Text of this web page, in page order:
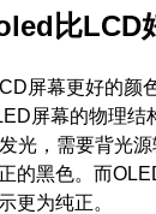
比LCD
屏幕更好的颜
屏幕的物理结
光，需要背光
的黑色。而
更为纯正。